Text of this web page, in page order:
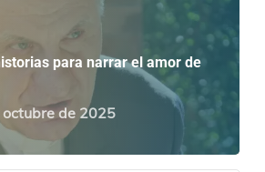
para narrar el amor de
octubre de 2025